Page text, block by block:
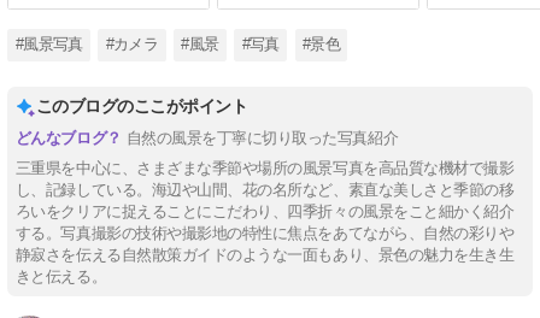
#風景写真 #カメラ #風景 #写真 #景色
このブログのここがポイント
自然の風景を丁寧に切り取った写真紹介
三重県を中心に、さまざまな季節や場所の風景写真を高品質な機材で撮影
し、記録している。海辺や山間、花の名所など、素直な美しさと季節の移
ろいをクリアに捉えることにこだわり、四季折々の風景をこと細かく紹介
する。写真撮影の技術や撮影地の特性に焦点をあてながら、自然の彩りや
静寂さを伝える自然散策ガイドのような一面もあり、景色の魅力を生き生
きと伝える。